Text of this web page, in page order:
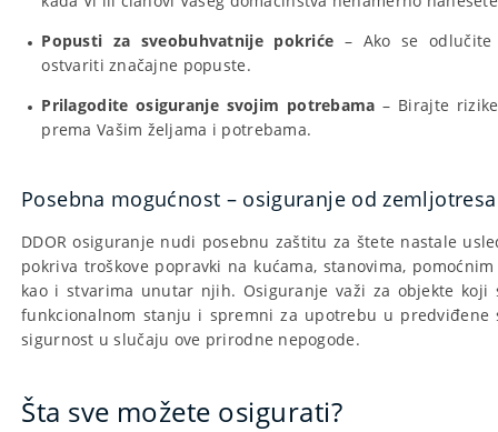
Popusti za sveobuhvatnije pokriće – Ako se
ostvariti značajne popuste.
Prilagodite osiguranje svojim potrebama – Birajte
prema Vašim željama i potrebama.
Posebna mogućnost – osiguranje od zemljotresa
DDOR osiguranje nudi posebnu zaštitu za štete nastale
pokriva troškove popravki na kućama, stanovima,
kao i stvarima unutar njih. Osiguranje važi za objekte
funkcionalnom stanju i spremni za upotrebu u predviđene
sigurnost u slučaju ove prirodne nepogode.
Šta sve možete osigurati?